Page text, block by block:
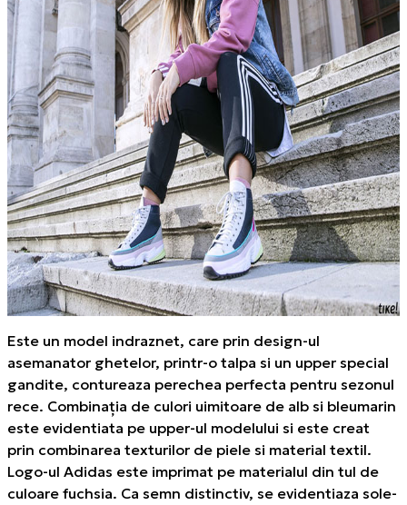
Este un model indraznet, care prin design-ul
asemanator ghetelor, printr-o talpa si un upper special
gandite, contureaza perechea perfecta pentru sezonul
rece. Combinația de culori uimitoare de alb si bleumarin
este evidentiata pe upper-ul modelului si este creat
prin combinarea texturilor de piele si material textil.
Logo-ul Adidas este imprimat pe materialul din tul de
culoare fuchsia. Ca semn distinctiv, se evidentiaza sole-